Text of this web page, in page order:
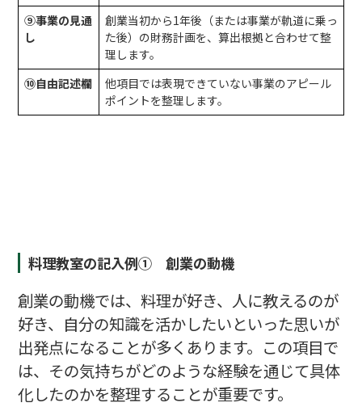
⑨事業の見通
し
創業当初から1年後（または事業が軌道に乗っ
た後）の財務計画を、算出根拠と合わせて整
理します。
⑩自由記述欄
他項目では表現できていない事業のアピール
ポイントを整理します。
料理教室の記入例① 創業の動機
創業の動機では、料理が好き、人に教えるのが
好き、自分の知識を活かしたいといった思いが
出発点になることが多くあります。この項目で
は、その気持ちがどのような経験を通じて具体
化したのかを整理することが重要です。